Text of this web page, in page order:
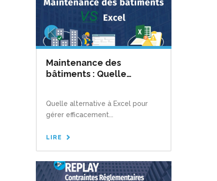
Maintenance des
bâtiments : Quelle
infrastructures ?
Quelle alternative à Excel pour
gérer efficacement...
LIRE